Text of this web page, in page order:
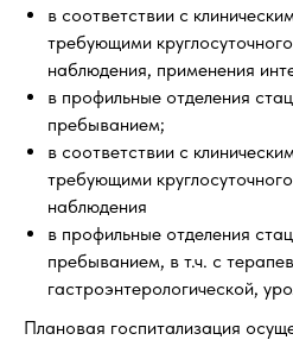
в соответствии с
требующими
наблюдения, применения
в профильные отделения
пребыванием;
в соответствии с
требующими
наблюдения
в профильные отделения
пребыванием, в т.ч. с
гастроэнтерологической,
Плановая госпитализация